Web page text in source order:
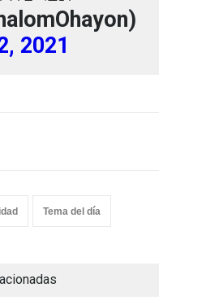
2021
Tema del día